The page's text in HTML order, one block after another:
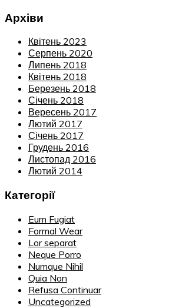
Архіви
Квітень 2023
Серпень 2020
Липень 2018
Квітень 2018
Березень 2018
Січень 2018
Вересень 2017
Лютий 2017
Січень 2017
Грудень 2016
Листопад 2016
Лютий 2014
Категорії
Eum Fugiat
Formal Wear
Lor separat
Neque Porro
Numque Nihil
Quia Non
Refusa Continuar
Uncategorized